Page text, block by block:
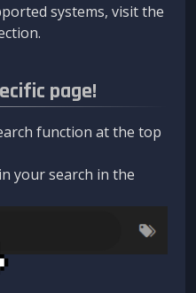
systems, visit the
page!
function at the top
your search in the